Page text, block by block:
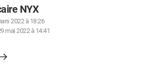
NYX
2022 à 18:26
mai 2022 à 14:41